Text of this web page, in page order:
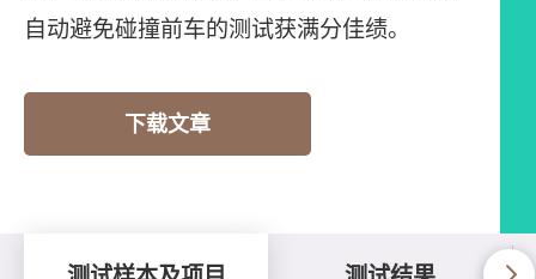
自动避免碰撞前车的测试获满分佳绩。
下载文章